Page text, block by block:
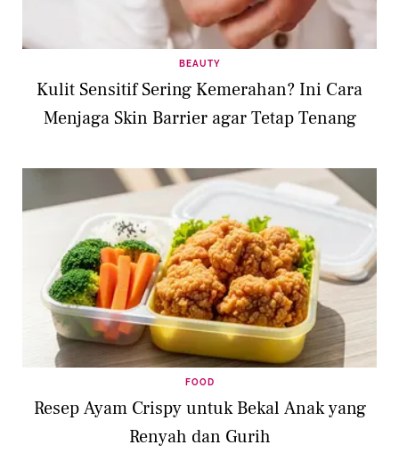
BEAUTY
Kulit Sensitif Sering Kemerahan? Ini Cara
Menjaga Skin Barrier agar Tetap Tenang
FOOD
Resep Ayam Crispy untuk Bekal Anak yang
Renyah dan Gurih